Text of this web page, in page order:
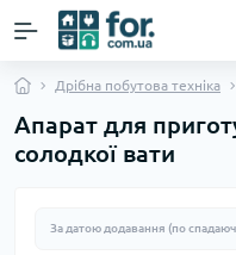
Дрібна побутова техніка
Апарат для
солодкої вати